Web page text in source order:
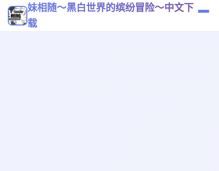
妹相随～黑白世界的缤纷冒险～中文下
载